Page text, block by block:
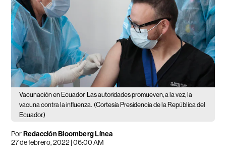
Vacunación en Ecuador Las autoridades promueven, a la vez, la
vacuna contra la influenza. (Cortesía Presidencia de la República del
Ecuador.)
PorRedacción Bloomberg Línea
27 de febrero, 2022 | 06:00 AM